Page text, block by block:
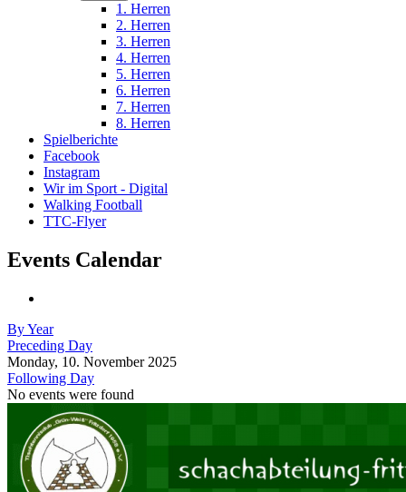
1. Herren
2. Herren
3. Herren
4. Herren
5. Herren
6. Herren
7. Herren
8. Herren
Spielberichte
Facebook
Instagram
Wir im Sport - Digital
Walking Football
TTC-Flyer
Events Calendar
By Year
Preceding Day
Monday, 10. November 2025
Following Day
No events were found